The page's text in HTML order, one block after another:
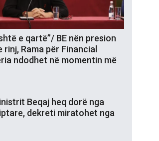
e qartë”/ BE nën presion
rinj, Rama për Financial
ndodhet në momentin më
Beqaj heq dorë nga
dekreti miratohet nga